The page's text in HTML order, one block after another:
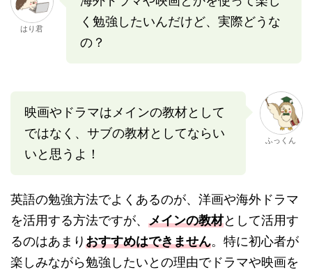
はり君
く勉強したいんだけど、実際どうな
の？
映画やドラマはメインの教材として
ではなく、サブの教材としてならい
いと思うよ！
ふっくん
英語の勉強方法でよくあるのが、洋画や海外ドラマ
を活用する方法ですが、 メインの教材として活用す
るのはあまりおすすめはできません。特に初心者が
楽しみながら勉強したいとの理由でドラマや映画を